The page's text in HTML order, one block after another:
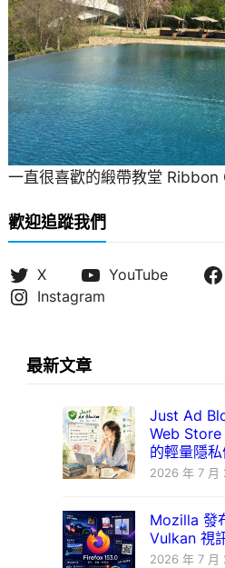
一直很喜歡的緞帶教堂 Ribbon
歡迎追蹤我們
X YouTube
Instagram
最新文章
Just Ad
Web
的輕量隱
2026 年 7 月
Mozilla 發
Vulkan 視
2026 年 7 月